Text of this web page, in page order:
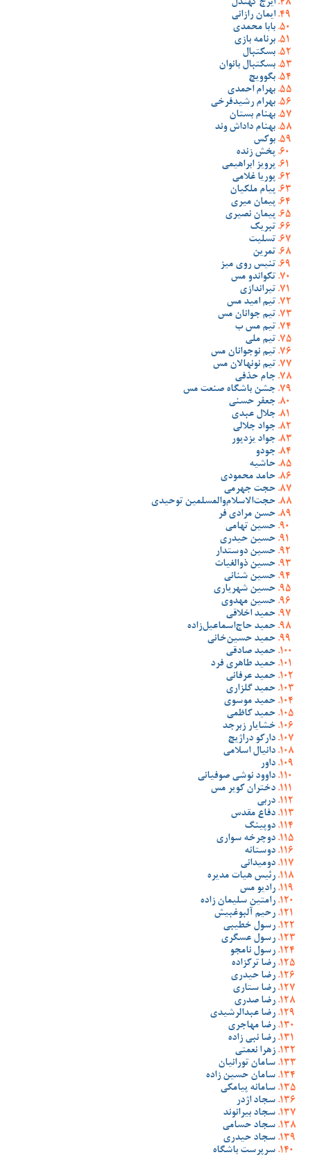
ایرج کهندل
ایمان رازانی
بابا محمدی
برنامه بازی
بسکتبال
بسکتبال بانوان
بگوویچ
بهرام احمدی
بهرام رشیدفرخی
بهنام بستان
بهنام داداش وند
بوکس
پخش زنده
پرویز ابراهیمی
پوریا غلامی
پیام ملکیان
پیمان میری
پیمان نصیری
تبریک
تسلیت
تمرین
تنیس روی میز
تکواندو مس
تیراندازی
تیم امید مس
تیم جوانان مس
تیم مس ب
تیم ملی
تیم نوجوانان مس
تیم نونهالان مس
جام حذفی
جشن باشگاه صنعت مس
جعفر حسنی
جلال عبدی
جواد جلالی
جواد یزدپور
جودو
حاشیه
حامد محمودی
حجت جهرمی
حجت‌الاسلام‌والمسلمین توحیدی
حسن مرادی فر
حسین تهامی
حسین حیدری
حسین دوستدار
حسین ذوالغیاث
حسین شنانی
حسین شهریاری
حسین مهدوی
حمید اخلاقی
حمید حاج‌اسماعیل‌زاده
حمید حسین‌خانی
حمید صادقی
حمید طاهری فرد
حمید عرفانی
حمید گلزاری
حمید موسوی
حمید کاظمی
خشایار زبرجد
دارکو دراژیچ
دانیال اسلامی
داور
داوود نوشی صوفیانی
دختران کویر مس
دربی
دفاع مقدس
دوپینگ
دوچرخه سواری
دوستانه
دومیدانی
رئیس هیات مدیره
رادیو مس
رامتین سلیمان زاده
رحیم آلبوغبیش
رسول خطیبی
رسول عسگری
رسول نامجو
رضا ترکزاده
رضا حیدری
رضا ستاری
رضا صدری
رضا عبدالرشیدی
رضا مهاجری
رضا نبی زاده
زهرا نعمتی
سامان تورانیان
سامان حسین زاده
سامانه پیامکی
سجاد اژدر
سجاد بیرانوند
سجاد حسامی
سجاد حیدری
سرپرست باشگاه